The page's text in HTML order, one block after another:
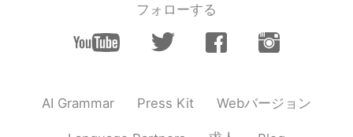
フォローする
AI Grammar Press Kit Webバージョン